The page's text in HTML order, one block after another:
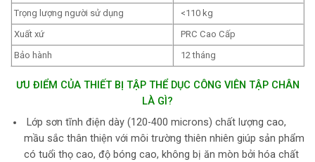
Trọng lượng người sử dụng
<110 kg
Xuất xứ
PRC Cao Cấp
Bảo hành
12 tháng
ƯU ĐIỂM CỦA THIẾT BỊ TẬP THỂ DỤC CÔNG VIÊN TẬP CHÂN
LÀ GÌ?
Lớp sơn tĩnh điện dày (120-400 microns) chất lượng cao,
mầu sắc thân thiện với môi trường thiên nhiên giúp sản phẩm
có tuổi thọ cao, độ bóng cao, không bị ăn mòn bởi hóa chất